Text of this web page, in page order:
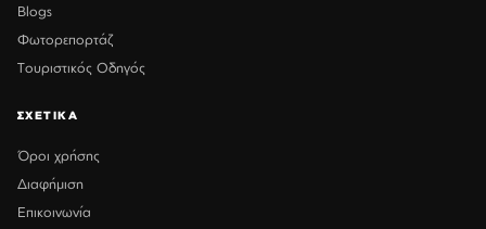
Blogs
Φωτορεπορτάζ
Τουριστικός Οδηγός
ΣΧΕΤΙΚΑ
Όροι χρήσης
Διαφήμιση
Επικοινωνία